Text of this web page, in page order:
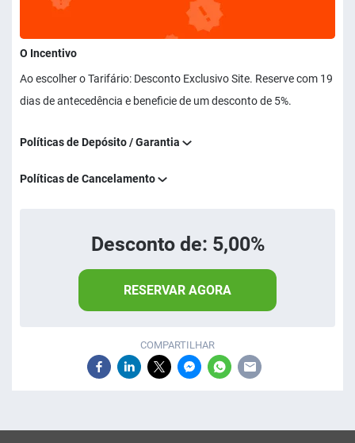
O Incentivo
Ao escolher o Tarifário: Desconto Exclusivo Site. Reserve com 19
dias de antecedência e beneficie de um desconto de 5%.
Políticas de Depósito / Garantia
Políticas de Cancelamento
Desconto de: 5,00%
RESERVAR AGORA
COMPARTILHAR